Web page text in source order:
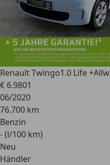
Renault Twingo1.0 Life
€ 6.9801
06/2020
76.700 km
Benzin
- (l/100 km)
Neu
Händler